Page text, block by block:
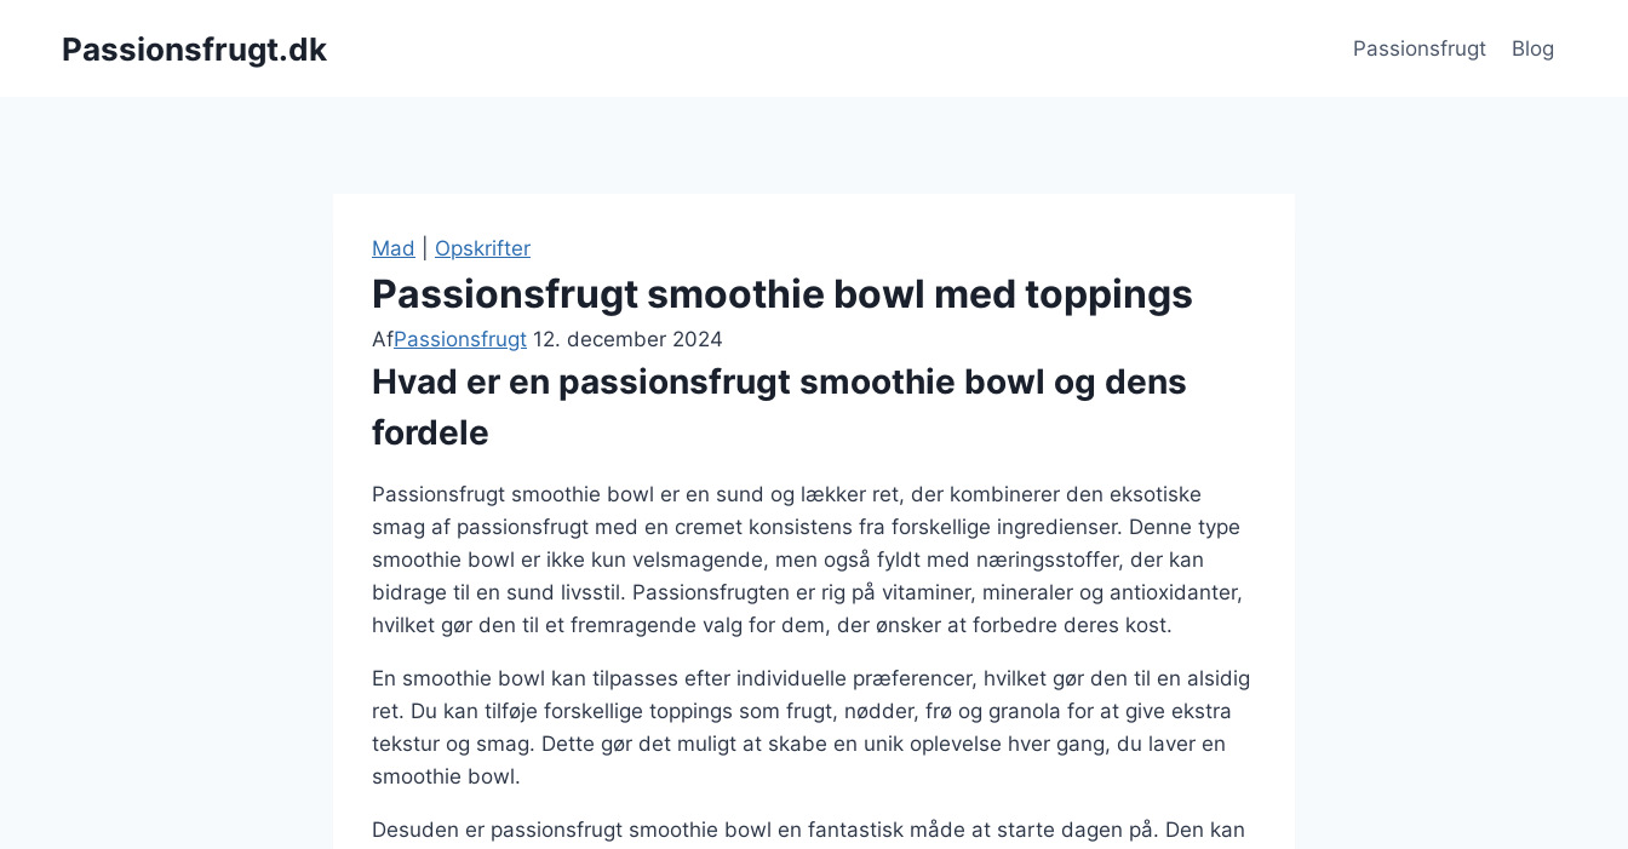
Passionsfrugt.dk Passionsfrugt Blog
Mad Opskrifter
Passionsfrugt smoothie bowl med toppings
AfPassionsfrugt 12. december 2024
Hvad er en passionsfrugt smoothie bowl og dens
fordele
Passionsfrugt smoothie bowl er en sund og lækker ret, der kombinerer den eksotiske
smag af passionsfrugt med en cremet konsistens fra forskellige ingredienser. Denne type
smoothie bowl er ikke kun velsmagende, men også fyldt med næringsstoffer, der kan
bidrage til en sund livsstil. Passionsfrugten er rig på vitaminer, mineraler og antioxidanter,
hvilket gør den til et fremragende valg for dem, der ønsker at forbedre deres kost.
En smoothie bowl kan tilpasses efter individuelle præferencer, hvilket gør den til en alsidig
ret. Du kan tilføje forskellige toppings som frugt, nødder, frø og granola for at give ekstra
tekstur og smag. Dette gør det muligt at skabe en unik oplevelse hver gang, du laver en
smoothie bowl.
Desuden er passionsfrugt smoothie bowl en fantastisk måde at starte dagen på. Den kan